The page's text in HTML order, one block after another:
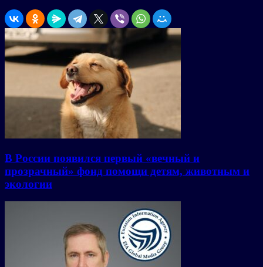
В России появился первый «вечный и
прозрачный» фонд помощи детям, животным и
экологии